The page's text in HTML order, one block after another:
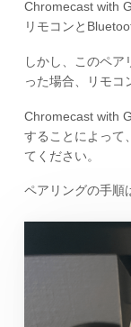
Chromecast with
リモコンと
しかし、このペ
った場合、リモコ
Chromecast with
することによって
てください。
ペアリングの手順